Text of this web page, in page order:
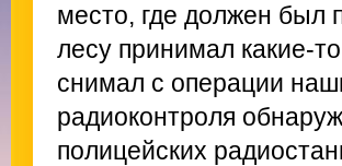
место, где должен был
лесу принимал какие-
снимал с операции
радиоконтроля
полицейских